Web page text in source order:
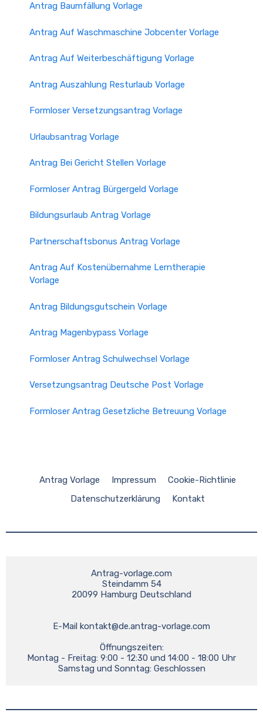
Antrag Baumfällung Vorlage
Antrag Auf Waschmaschine Jobcenter Vorlage
Antrag Auf Weiterbeschäftigung Vorlage
Antrag Auszahlung Resturlaub Vorlage
Formloser Versetzungsantrag Vorlage
Urlaubsantrag Vorlage
Antrag Bei Gericht Stellen Vorlage
Formloser Antrag Bürgergeld Vorlage
Bildungsurlaub Antrag Vorlage
Partnerschaftsbonus Antrag Vorlage
Antrag Auf Kostenübernahme Lerntherapie
Vorlage
Antrag Bildungsgutschein Vorlage
Antrag Magenbypass Vorlage
Formloser Antrag Schulwechsel Vorlage
Versetzungsantrag Deutsche Post Vorlage
Formloser Antrag Gesetzliche Betreuung Vorlage
Antrag Vorlage Impressum
Cookie-Richtlinie
Datenschutzerklärung
Kontakt
Antrag-vorlage.com
Steindamm 54
20099 Hamburg Deutschland
E-Mail kontakt@de.antrag-vorlage.com
Öffnungszeiten:
Montag - Freitag: 9:00 - 12:30 und 14:00 - 18:00 Uhr
Samstag und Sonntag: Geschlossen